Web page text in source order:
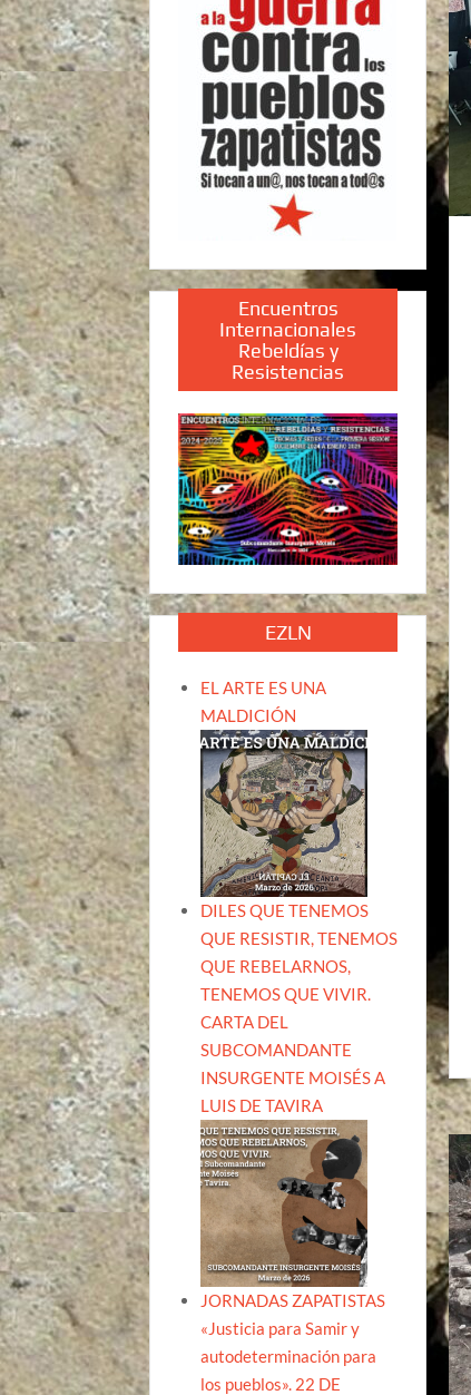
Encuentros
Internacionales
Rebeldías y
Resistencias
EZLN
EL ARTE ES UNA
MALDICIÓN
DILES QUE TENEMOS
QUE RESISTIR, TENEMOS
QUE REBELARNOS,
TENEMOS QUE VIVIR.
CARTA DEL
SUBCOMANDANTE
INSURGENTE MOISÉS A
LUIS DE TAVIRA
JORNADAS ZAPATISTAS
«Justicia para Samir y
autodeterminación para
los pueblos». 22 DE